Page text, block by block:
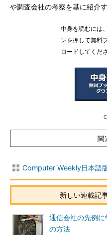
や調査会社の考察を基に紹介す
中身を読むには
ンを押して無料
ロードしてくだ
関
Computer Weekly日本語
新しい連載記
通信会社の先例に
の方法